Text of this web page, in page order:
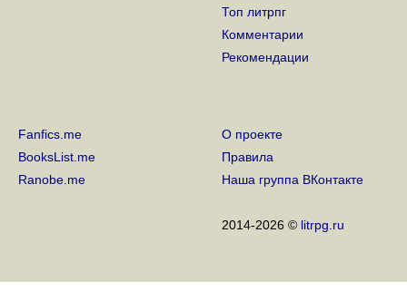
Топ литрпг
Комментарии
Рекомендации
Fanfics.me
BooksList.me
Ranobe.me
О проекте
Правила
Наша группа ВКонтакте
2014-2026 © litrpg.ru